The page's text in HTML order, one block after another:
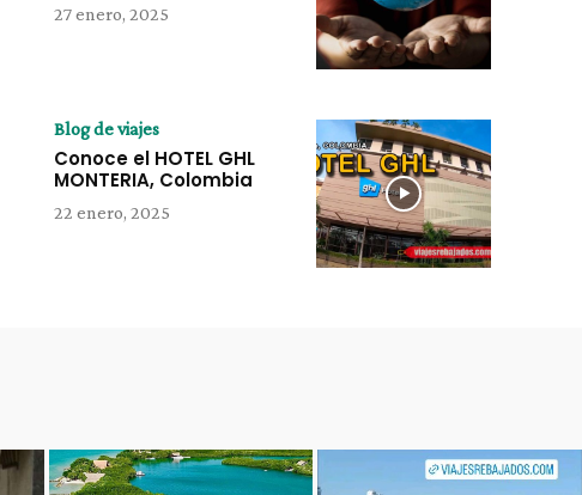
27 enero, 2025
Blog de viajes
Conoce el HOTEL GHL
MONTERIA, Colombia
22 enero, 2025